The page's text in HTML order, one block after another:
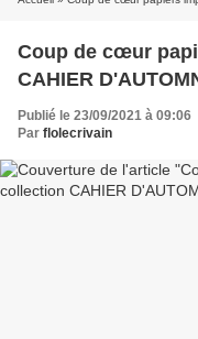
Coup de cœur
CAHIER
Publié le 23/09/2021 à 09:06
Par flolecrivain